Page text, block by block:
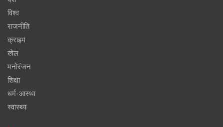
विश्व
राजनीति
क्राइम
खेल
मनोरंजन
शिक्षा
धर्म-आस्था
स्वास्थ्य